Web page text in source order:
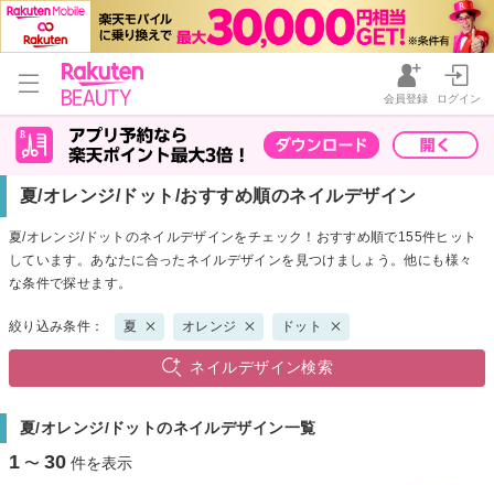
会員登録 ログイン
夏/オレンジ/ドット/おすすめ順のネイルデザイン
夏/オレンジ/ドットのネイルデザインをチェック！おすすめ順で155件ヒット
しています。あなたに合ったネイルデザインを見つけましょう。他にも様々
な条件で探せます。
絞り込み条件： 夏 オレンジ ドット
ネイルデザイン検索
夏/オレンジ/ドットのネイルデザイン一覧
1 〜 30 件を表示